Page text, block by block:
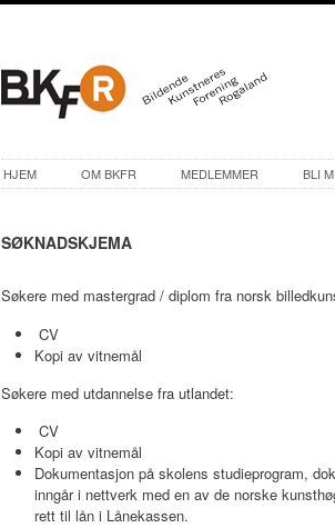
HJEM OM BKFR MEDLEMMER BLI
SØKNADSKJEMA
Søkere med mastergrad / diplom fra norsk
CV
Kopi av vitnemål
​Søkere med utdannelse fra utlandet:
CV
Kopi av vitnemål
Dokumentasjon på skolens studieprogram,
inngår i nettverk med en av de norske
rett til lån i Lånekassen.